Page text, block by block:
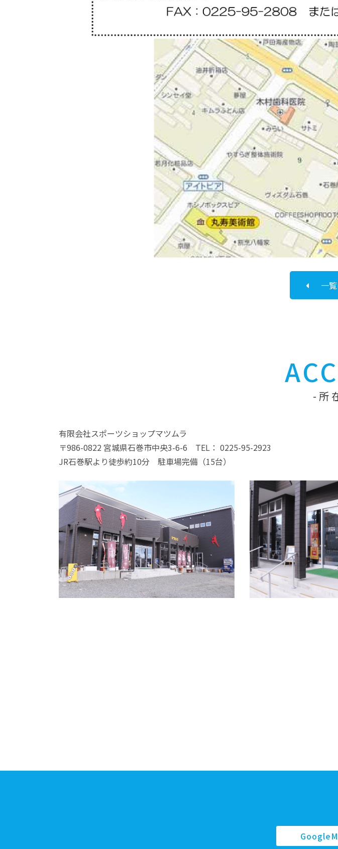
一
所
有限会社スポーツショップマツムラ
〒986-0822 宮城県石巻市中央3-6-6 TEL： 0225-95-2923
JR石巻駅より徒歩約10分 駐車場完備（15台）